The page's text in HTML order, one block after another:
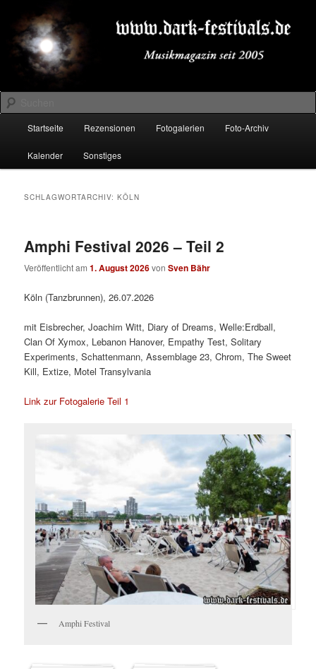
primären
Inhalt
springen
sekundären
Inhalt
springenDARK-FESTIVALS.DE
Suchen
Startseite Rezensionen Fotogalerien Foto-Archiv
Kalender Sonstiges
SCHLAGWORTARCHIV:KÖLN
Amphi Festival 2026 – Teil 2
Veröffentlicht am1. August 2026vonSven Bähr
Köln (Tanzbrunnen), 26.07.2026
mit Eisbrecher, Joachim Witt, Diary of Dreams, Welle:Erdball,
Clan Of Xymox, Lebanon Hanover, Empathy Test, Solitary
Experiments, Schattenmann, Assemblage 23, Chrom, The Sweet
Kill, Extize, Motel Transylvania
Link zur Fotogalerie Teil 1
Amphi Festival